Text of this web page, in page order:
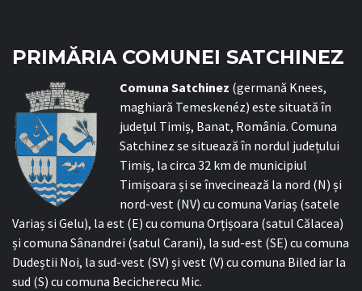
PRIMĂRIA COMUNEI SATCHINEZ
Comuna Satchinez (germană Knees,
maghiară Temeskenéz) este situată în
județul Timiș, Banat, România. Comuna
Satchinez se situează în nordul județului
Timiș, la circa 32 km de municipiul
Timișoara și se învecinează la nord (N) și
nord-vest (NV) cu comuna Variaș (satele
Variaș si Gelu), la est (E) cu comuna Orțișoara (satul Călacea)
și comuna Sânandrei (satul Carani), la sud-est (SE) cu comuna
Dudeștii Noi, la sud-vest (SV) și vest (V) cu comuna Biled iar la
sud (S) cu comuna Becicherecu Mic.